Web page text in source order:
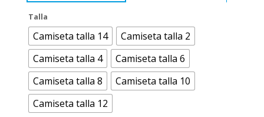
Talla
Camiseta talla 14
Camiseta talla 2
Camiseta talla 4
Camiseta talla 6
Camiseta talla 8
Camiseta talla 10
Camiseta talla 12